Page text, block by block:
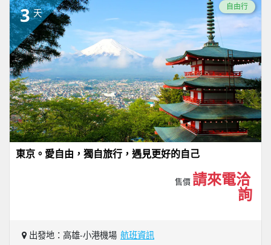
3 天
自由行
東京。愛自由，獨自旅行，遇見更好的自己
售價 請來電洽
詢
出發地：高雄-小港機場 航班資訊